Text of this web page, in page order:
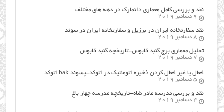
نقد و بررسی کامل معماری دانمارک در دهه های مختلف
9 دسامبر 2019
نقد سفارتخانه ایران در برزیل و سفارتخانه ایران در سوئد
8 دسامبر 2019
تحلیل معماری برج گنبد قابوس-تاریخچه گنبد قابوس
7 دسامبر 2019
فعال یا غیر فعال کردن ذخیره اتوماتیک در اتوکد-پسوند bak اتوکد
5 دسامبر 2019
نقد و بررسی مدرسه مادر شاه-تاریخچه مدرسه چهار باغ
4 دسامبر 2019